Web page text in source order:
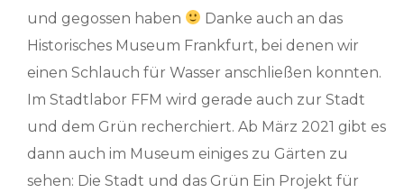
und gegossen haben
Danke auch an das
Historisches Museum Frankfurt, bei denen wir
einen Schlauch für Wasser anschließen konnten.
Im Stadtlabor FFM wird gerade auch zur Stadt
und dem Grün recherchiert. Ab März 2021 gibt es
dann auch im Museum einiges zu Gärten zu
sehen: Die Stadt und das Grün Ein Projekt für